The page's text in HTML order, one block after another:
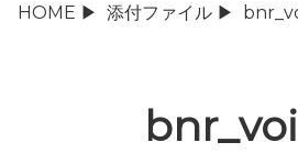
HOME ▶ 添付ファイル ▶